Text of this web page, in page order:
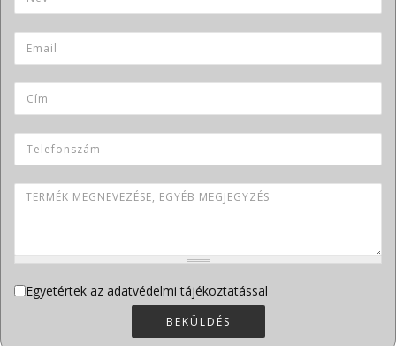
Email *
Cím
Telefonszám
Termék megnevezése, egyéb megjegyzés
Adatvédelem*
Egyetértek az adatvédelmi tájékoztatással
BEKÜLDÉS